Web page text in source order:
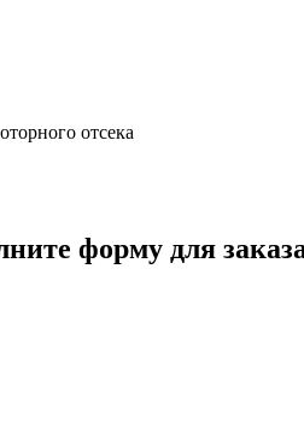
отсека
форму для